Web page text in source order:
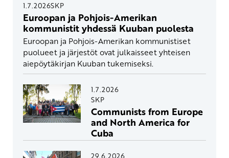
1.7.2026SKP
Euroopan ja Pohjois-Amerikan
kommunistit yhdessä Kuuban puolesta
Euroopan ja Pohjois-Amerikan kommunistiset
puolueet ja järjestöt ovat julkaisseet yhteisen
aiepöytäkirjan Kuuban tukemiseksi.
1.7.2026
SKP
Communists from Europe
and North America for
Cuba
29.6.2026